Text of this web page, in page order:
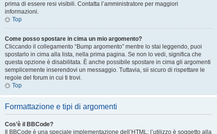
prima di essere resi visibili. Contatta l’amministratore per maggiori
informazioni.
Top
Come posso spostare in cima un mio argomento?
Cliccando il collegamento “Bump argomento” mentre lo stai leggendo, puoi
spostarlo in cima alla lista, nella prima pagina. Se non lo vedi, significa che
questa opzione è disabilitata. È anche possibile spostare in cima gli argomenti
semplicemente inserendovi un messaggio. Tuttavia, sii sicuro di rispettare le
regole del forum in cui ti trovi.
Top
Formattazione e tipi di argomenti
Cos’è il BBCode?
Il BBCode è una speciale implementazione dell’HTML; l’utilizzo è soggetto alla